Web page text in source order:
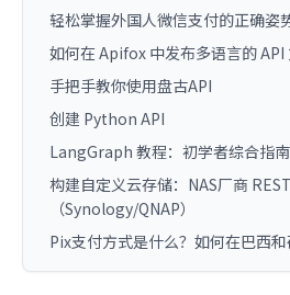
轻松掌握外国人微信支付的正确姿
如何在 Apifox 中发布多语言的 API
手把手教你使用盘古API
创建 Python API
LangGraph 教程：初学者综合指南
构建自定义云存储：NAS厂商
（Synology/QNAP）
Pix支付方式是什么？如何在巴西和